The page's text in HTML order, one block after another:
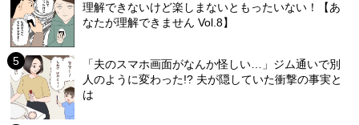
理解できないけど楽しまないともったいない！【あ
なたが理解できません Vol.8】
「夫のスマホ画面がなんか怪しい…」ジム通いで別
人のように変わった!? 夫が隠していた衝撃の事実と
は